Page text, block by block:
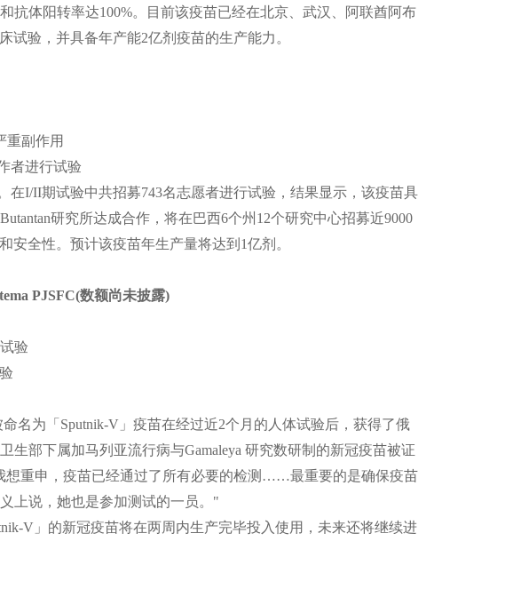
抗体阳转率达100%。目前该疫苗已经在北京、武汉、阿联酋阿布
验，并具备年产能2亿剂疫苗的生产能力。
重副作用
者进行试验
I/II期试验中共招募743名志愿者进行试验，结果显示，该疫苗具
研究所达成合作，将在巴西6个州12个研究中心招募近9000
全性。预计该疫苗年生产量将达到1亿剂。
PJSFC(数额尚未披露)
验
名为「Sputnik-V」疫苗在经过近2个月的人体试验后，获得了俄
部下属加马列亚流行病与Gamaleya 研究数研制的新冠疫苗被证
想重申，疫苗已经通过了所有必要的检测……最重要的是确保疫苗
上说，她也是参加测试的一员。"
V」的新冠疫苗将在两周内生产完毕投入使用，未来还将继续进